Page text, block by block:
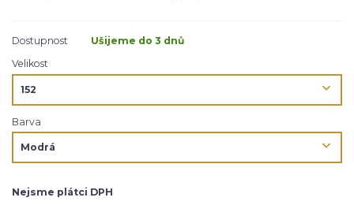
Dostupnost
Ušijeme do 3 dnů
Velikost
Barva
Nejsme plátci DPH